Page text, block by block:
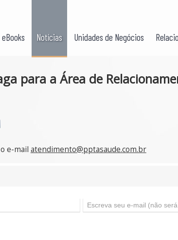
eBooks Notícias Unidades de Negócios
para a Área de
e-mail atendimento@pptasaude.com.br